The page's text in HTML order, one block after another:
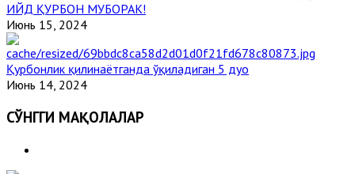
ИЙД ҚУРБОН МУБОРАК!
Июнь 15, 2024
Қурбонлик қилинаётганда ўқиладиган 5 дуо
Июнь 14, 2024
СЎНГГИ МАҚОЛАЛАР